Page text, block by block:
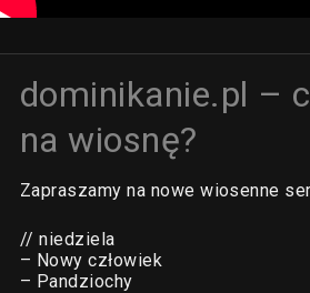
dominikanie.pl –
na wiosnę?
Zapraszamy na nowe wiosenne
// niedziela
– Nowy człowiek
– Pandziochy